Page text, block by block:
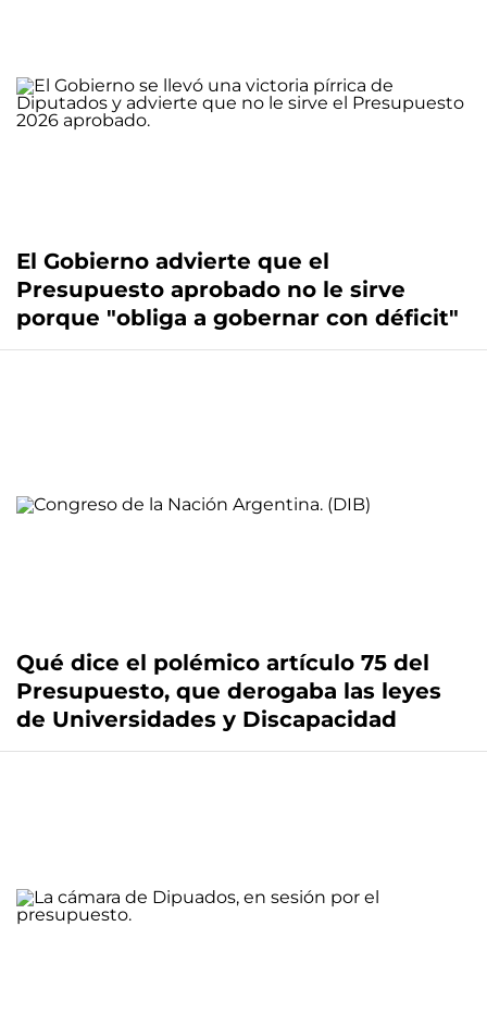
El Gobierno advierte que el
Presupuesto aprobado no le sirve
porque "obliga a gobernar con déficit"
Qué dice el polémico artículo 75 del
Presupuesto, que derogaba las leyes
de Universidades y Discapacidad